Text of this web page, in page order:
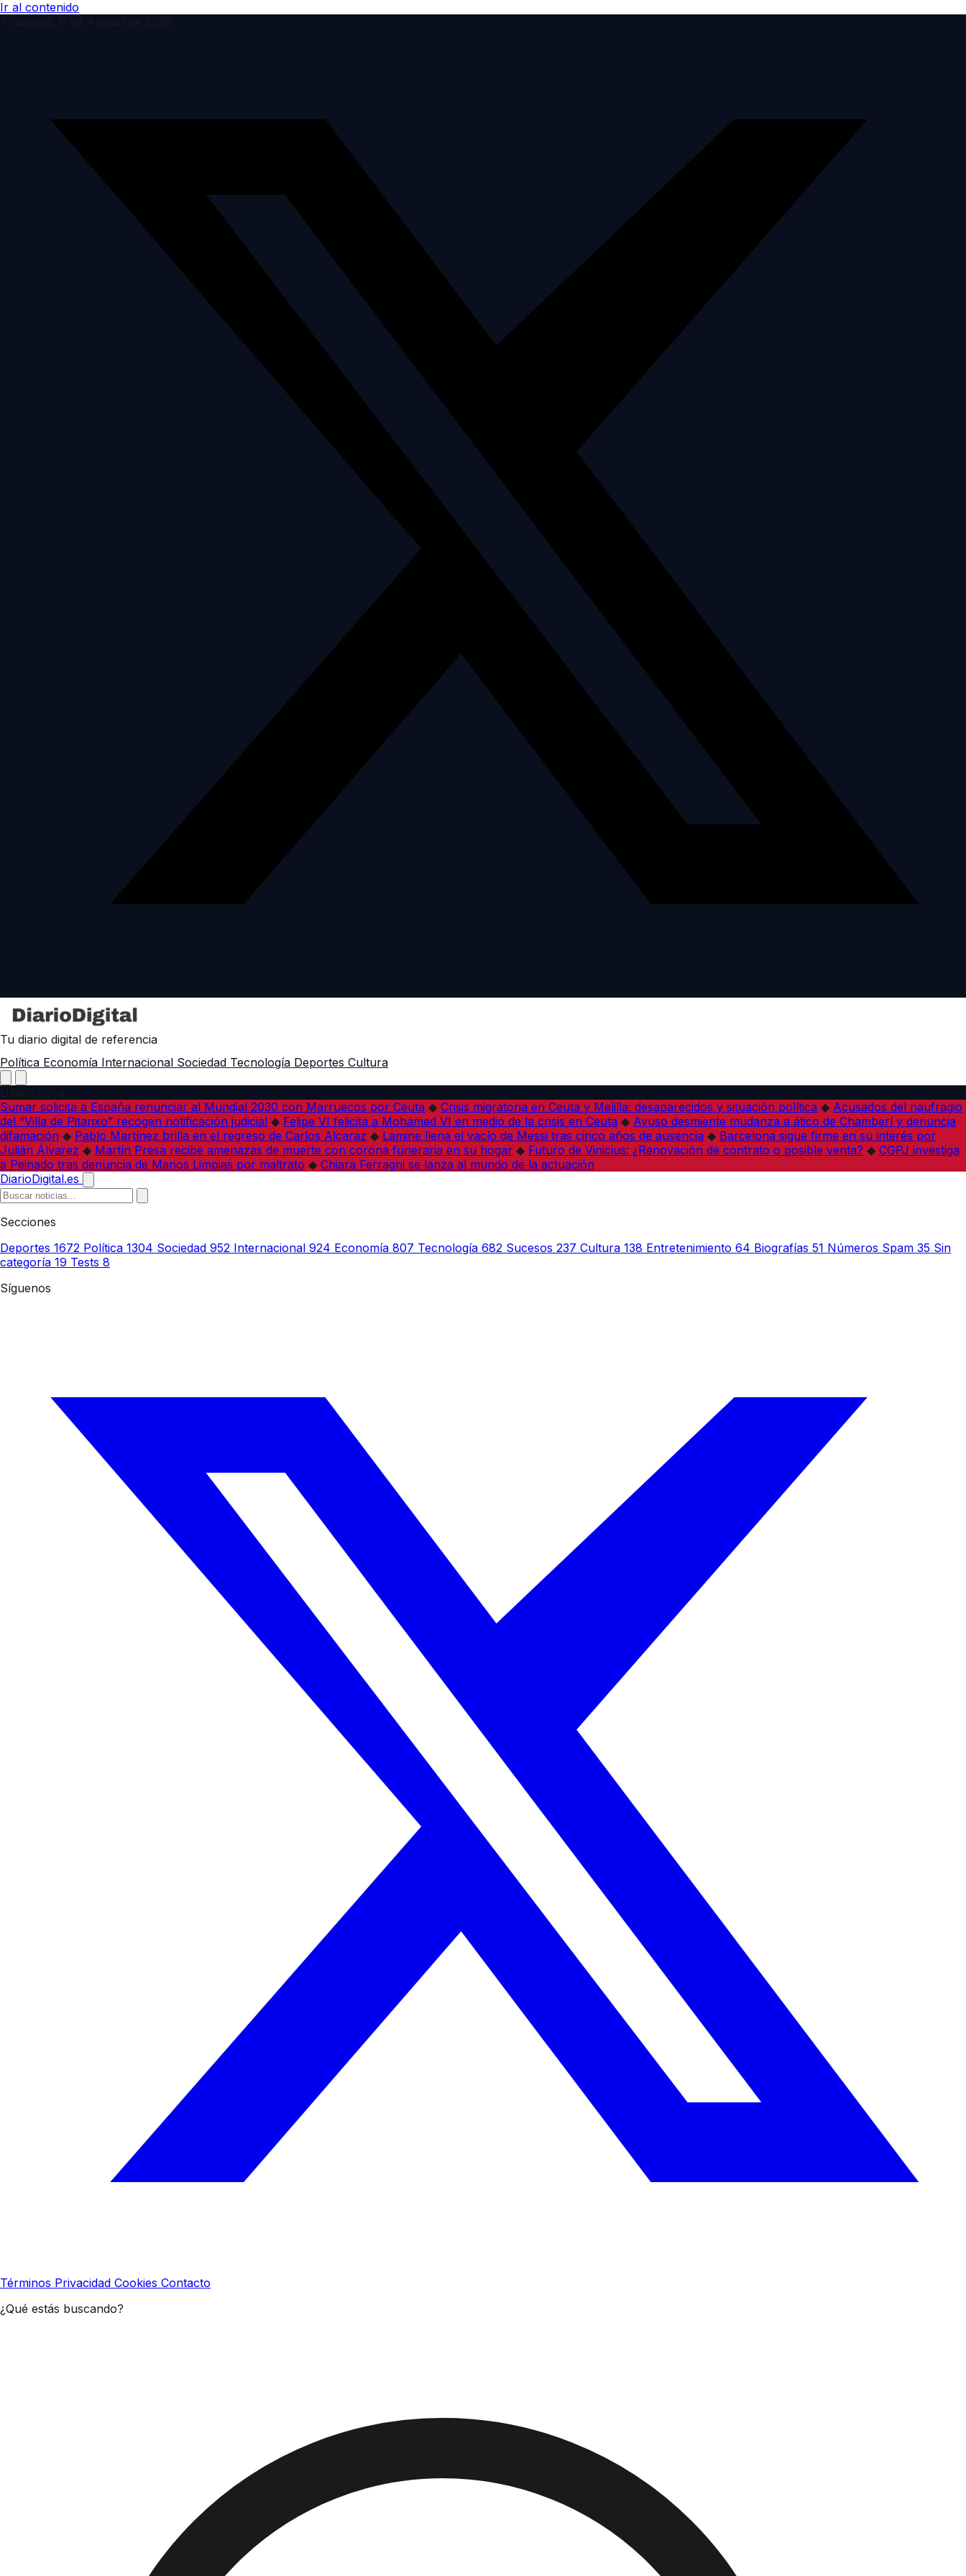
Ir al contenido
Tu diario digital de referencia
Política Economía Internacional Sociedad Tecnología Deportes Cultura
Sumar solicita a España renunciar al Mundial 2030 con Marruecos por Ceuta ◆ Crisis migratoria en Ceuta y Melilla: desaparecidos y situación política ◆ Acusados del naufragio
del “Villa de Pitanxo” recogen notificación judicial ◆ Felipe VI felicita a Mohamed VI en medio de la crisis en Ceuta ◆ Ayuso desmiente mudanza a ático de Chamberí y denuncia
difamación ◆ Pablo Martínez brilla en el regreso de Carlos Alcaraz ◆ Lamine llena el vacío de Messi tras cinco años de ausencia ◆ Barcelona sigue firme en su interés por
Julián Álvarez ◆ Martín Presa recibe amenazas de muerte con corona funeraria en su hogar ◆ Futuro de Vinicius: ¿Renovación de contrato o posible venta? ◆ CGPJ investiga
a Peinado tras denuncia de Manos Limpias por maltrato ◆ Chiara Ferragni se lanza al mundo de la actuación
DiarioDigital.es
Secciones
Deportes 1672 Política 1304 Sociedad 952 Internacional 924 Economía 807 Tecnología 682 Sucesos 237 Cultura 138 Entretenimiento 64 Biografías 51 Números Spam 35 Sin
categoría 19 Tests 8
Síguenos
Términos Privacidad Cookies Contacto
¿Qué estás buscando?